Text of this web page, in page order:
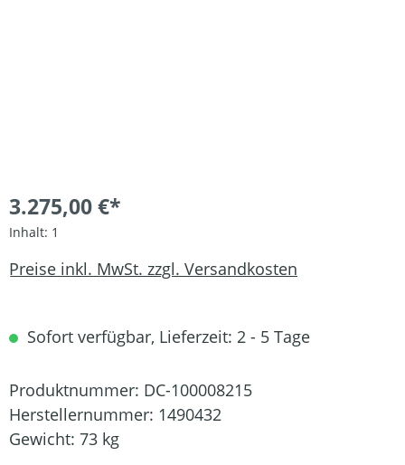
3.275,00 €*
Inhalt: 1
Preise inkl. MwSt. zzgl. Versandkosten
Sofort verfügbar, Lieferzeit: 2 - 5 Tage
Produktnummer: DC-100008215
Herstellernummer: 1490432
Gewicht: 73 kg